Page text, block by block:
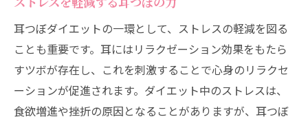
耳つぼダイエットの一環として、ストレスの軽減を図る
ことも重要です。耳にはリラクゼーション効果をもたら
すツボが存在し、これを刺激することで心身のリラクセ
ーションが促進されます。ダイエット中のストレスは、
食欲増進や挫折の原因となることがありますが、耳つぼ